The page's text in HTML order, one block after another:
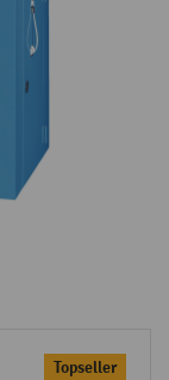
Topseller